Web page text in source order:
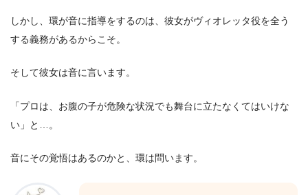
しかし、環が音に指導をするのは、彼女がヴィオレッタ役を全う
する義務があるからこそ。
そして彼女は音に言います。
「プロは、お腹の子が危険な状況でも舞台に立たなくてはいけな
い」と…。
音にその覚悟はあるのかと、環は問います。